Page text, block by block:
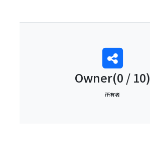
Owner(0 / 10)
所有者